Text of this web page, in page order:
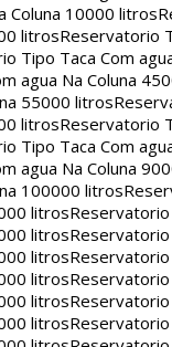
Coluna 10000 litros
litrosReservatorio
Tipo Taca Com
agua Na Coluna
55000 litros
litrosReservatorio
Tipo Taca Com
agua Na Coluna
100000 litros
litrosReservatorio
litrosReservatorio
litrosReservatorio
litrosReservatorio
litrosReservatorio
litrosReservatorio